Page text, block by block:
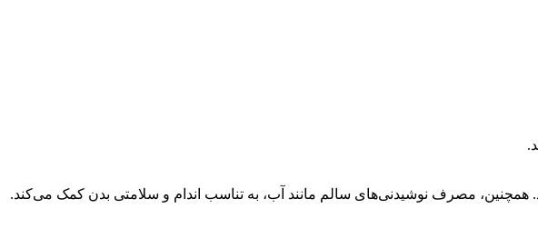
مصرف نوشیدنی‌های سالم مانند آب، به تناسب اندام و سلامتی بدن کمک می‌کند.